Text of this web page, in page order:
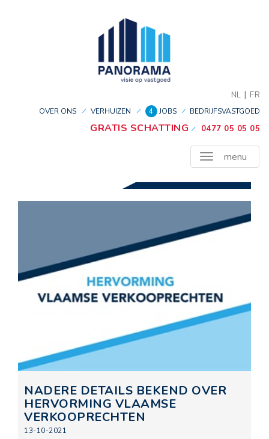
NL | FR
OVER ONS VERHUIZEN 4 JOBS BEDRIJFSVASTGOED
GRATIS SCHATTING 0477 05 05 05
menu
NADERE DETAILS BEKEND OVER
HERVORMING VLAAMSE
VERKOOPRECHTEN
13-10-2021